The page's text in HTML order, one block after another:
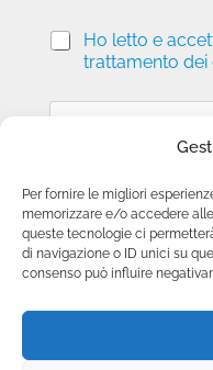
Per fornire le migliori
memorizzare e/o accedere
queste tecnologie ci
di navigazione o ID unici su
consenso può influire
P
v
a
*
Ho letto e
trattamento dei
Invia richiesta